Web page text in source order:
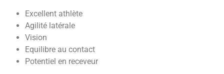
Excellent athlète
Agilité latérale
Vision
Equilibre au contact
Potentiel en receveur